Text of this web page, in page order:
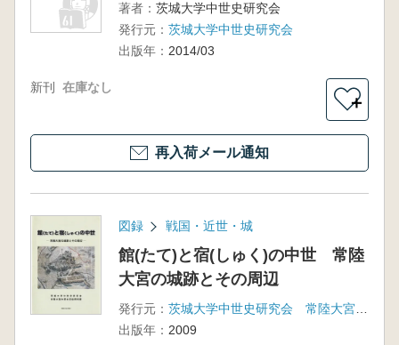
著者： 茨城大学中世史研究会
発行元： 茨城大学中世史研究会
出版年： 2014/03
新刊 在庫なし
＋
再入荷メール通知
図録 戦国・近世・城
館(たて)と宿(しゅく)の中世 常陸
大宮の城跡とその周辺
発行元：
茨城大学中世史研究会 常陸大宮市歴史民俗資料館
出版年： 2009